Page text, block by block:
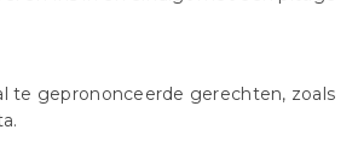
te geprononceerde gerechten, zoals